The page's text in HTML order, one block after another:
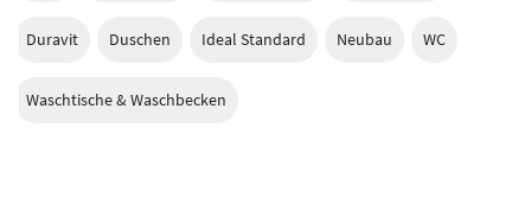
Duravit Duschen Ideal Standard Neubau WC
Waschtische & Waschbecken